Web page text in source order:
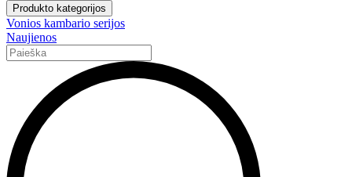
Produkto kategorijos
Vonios kambario serijos
Naujienos